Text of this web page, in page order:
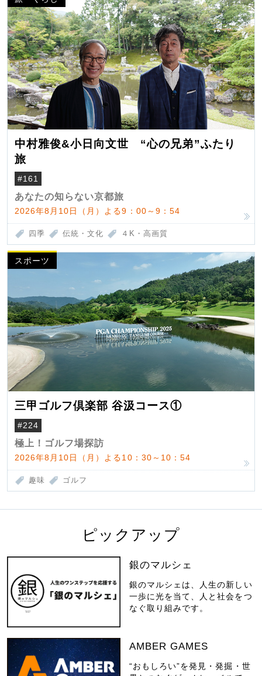
中村雅俊&小日向文世 “心の兄弟”ふたり
旅
#161
あなたの知らない京都旅
2026年8月10日（月）よる9：00～9：54
四季 伝統・文化 ４K・高画質
スポーツ
三甲ゴルフ倶楽部 谷汲コース①
#224
極上！ゴルフ場探訪
2026年8月10日（月）よる10：30～10：54
趣味 ゴルフ
ピックアップ
銀のマルシェ
銀のマルシェは、人生の新しい
一歩に光を当て、人と社会をつ
なぐ取り組みです。
AMBER GAMES
“おもしろい”を発見・発掘・世